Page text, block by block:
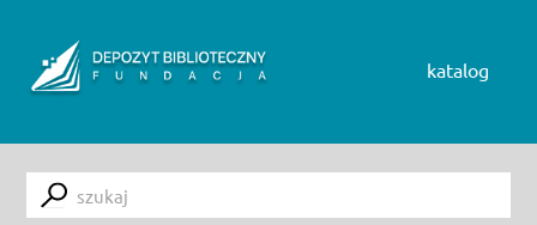
katalog
Submit